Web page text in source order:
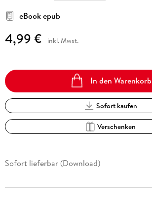
eBook epub
4,99 € inkl. Mwst.
In den Warenkorb
Sofort kaufen
Verschenken
Sofort lieferbar (Download)